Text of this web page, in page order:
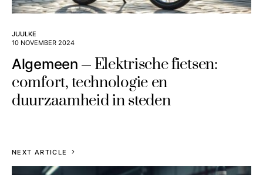
JUULKE
10 NOVEMBER 2024
Algemeen
Elektrische fietsen:
comfort, technologie en
duurzaamheid in steden
NEXT ARTICLE